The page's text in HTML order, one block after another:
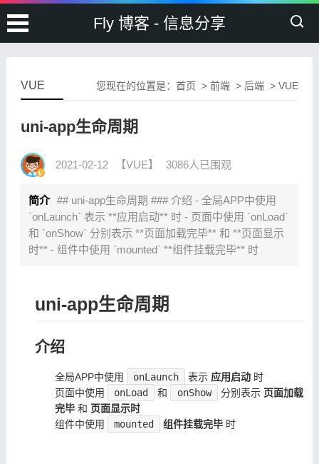
Fly 博客 - 信息分享
您现在的位置是：首页 >前端 > 后端 >VUE
VUE
uni-app生命周期
2021-02-12 【VUE】 3086人已围观
简介 ## uni-app生命周期 ### 介绍 - 全局APP中使用
`onLaunch` 表示 **应用启动** 时 - 页面中使用 `onLoad`
和 `onShow` 分别表示 **页面加载完毕** 和 **页面显示
时** - 组件中使用 `mounted` **组件挂载完毕** 时
uni-app生命周期
介绍
全局APP中使用 onLaunch 表示 应用启动 时
页面中使用
onLoad 和 onShow 分别表示 页面加载
完毕和 页面显示时
组件中使用
mounted 组件挂载完毕 时